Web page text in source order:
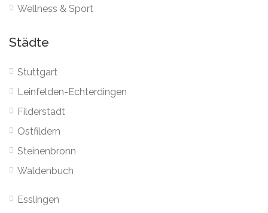
Wellness & Sport
Städte
Stuttgart
Leinfelden-Echterdingen
Filderstadt
Ostfildern
Steinenbronn
Waldenbuch
Esslingen